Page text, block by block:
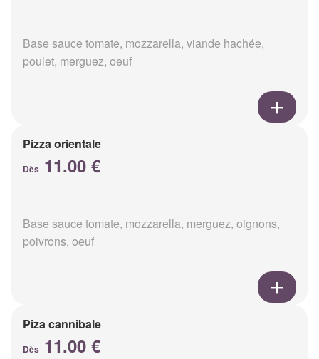
Base sauce tomate, mozzarella, viande hachée,
poulet, merguez, oeuf
Pizza orientale
Dès 11.00 €
Base sauce tomate, mozzarella, merguez, oignons,
poivrons, oeuf
Piza cannibale
Dès 11.00 €